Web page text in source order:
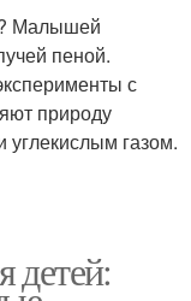
Малышей
пеной.
с
природу
углекислым газом.